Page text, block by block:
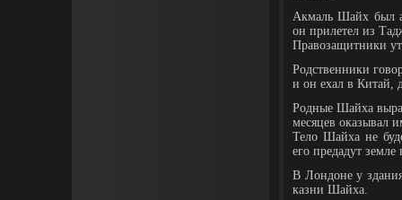
Акмаль Шайх был
он прилетел из
Правозащитники
Родственники
и он ехал в Китай,
Родные Шайха
месяцев оказывал
Тело Шайха не
его предадут земле
В Лондоне у
казни Шайха.